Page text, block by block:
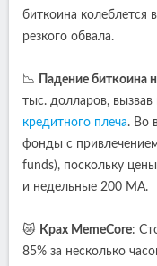
биткоина колеблется
резкого обвала.
📉 Падение биткоина
тыс. долларов,
кредитного плеча. Во
фонды с
funds), поскольку
и недельные 200 МА.
😿 Крах MemeCore:
85% за несколько